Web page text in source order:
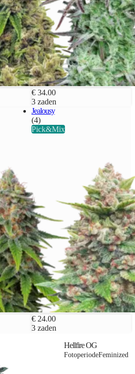
€ 34.00
3 zaden
Jealousy
(4)
Pick&Mix
€ 24.00
3 zaden
Hellfire OG
FotoperiodeFeminized